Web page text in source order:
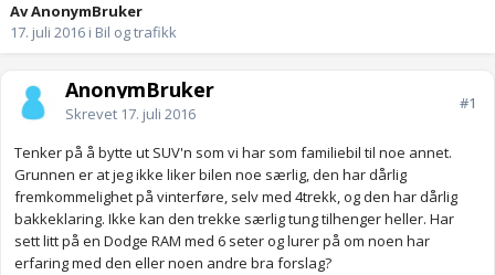
Av AnonymBruker
17. juli 2016 i Bil og trafikk
AnonymBruker
Skrevet 17. juli 2016
#1
Tenker på å bytte ut SUV'n som vi har som familiebil til noe annet.
Grunnen er at jeg ikke liker bilen noe særlig, den har dårlig
fremkommelighet på vinterføre, selv med 4trekk, og den har dårlig
bakkeklaring. Ikke kan den trekke særlig tung tilhenger heller. Har
sett litt på en Dodge RAM med 6 seter og lurer på om noen har
erfaring med den eller noen andre bra forslag?